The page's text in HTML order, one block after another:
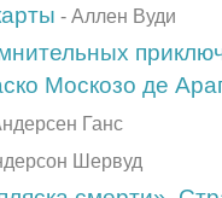
- Аллен Вуди
Москозо де
Ганс
Шервуд